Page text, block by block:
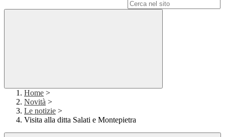
Home >
Novità >
Le notizie >
Visita alla ditta Salati e Montepietra